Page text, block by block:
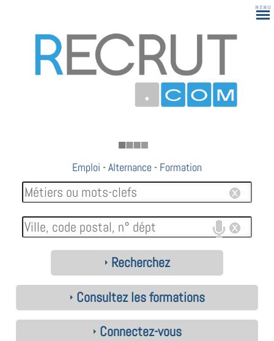
183
Emploi -Alternance - Formation
Recherchez
Consultez les formations
Connectez-vous